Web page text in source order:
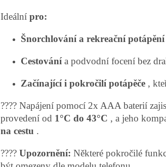
Ideální pro:
Šnorchlování a rekreační potápění
Cestovánía podvodní focení bez
Začínající i pokročilí potápěče ,
???? Napájení pomocí 2x AAA baterií
provedení od 1°C do 43°C , a jeho
na cestu .
???? Upozornění: Některé pokročilé